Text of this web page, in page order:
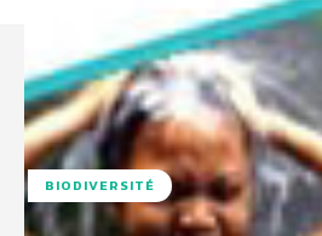
BIODIVERSITÉ